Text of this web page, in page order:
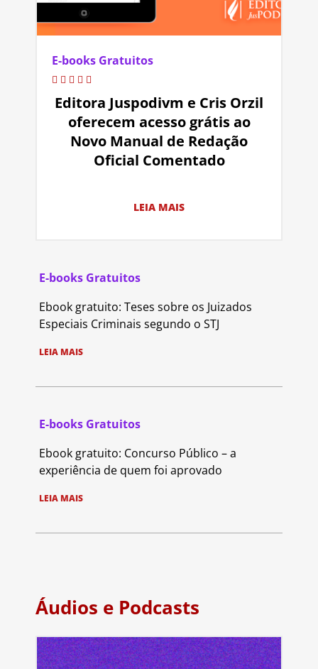
E-books Gratuitos
Editora Juspodivm e Cris Orzil
oferecem acesso grátis ao
Novo Manual de Redação
Oficial Comentado
LEIA MAIS
E-books Gratuitos
Ebook gratuito: Teses sobre os Juizados
Especiais Criminais segundo o STJ
LEIA MAIS
E-books Gratuitos
Ebook gratuito: Concurso Público – a
experiência de quem foi aprovado
LEIA MAIS
Áudios e Podcasts